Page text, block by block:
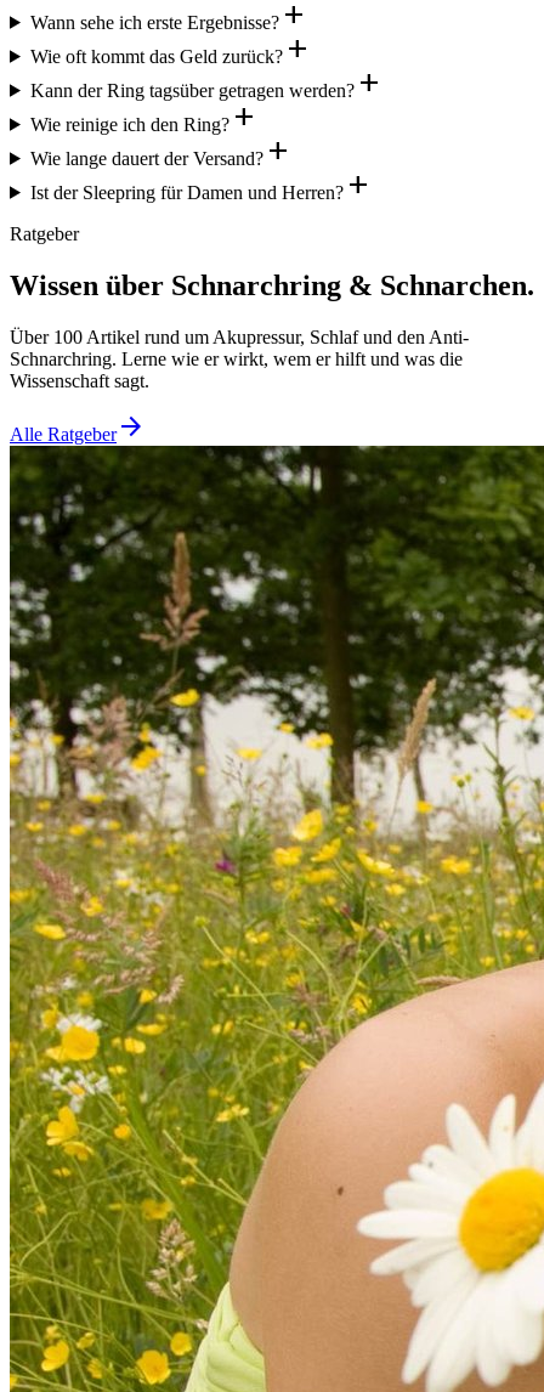
Wann sehe ich erste Ergebnisse?add
Wie oft kommt das Geld zurück?add
Kann der Ring tagsüber getragen werden?add
Wie reinige ich den Ring?add
Wie lange dauert der Versand?add
Ist der Sleepring für Damen und Herren?add
Ratgeber
Wissen über Schnarchring & Schnarchen.
Über 100 Artikel rund um Akupressur, Schlaf und den Anti-
Schnarchring. Lerne wie er wirkt, wem er hilft und was die
Wissenschaft sagt.
Alle Ratgeberarrow_forward